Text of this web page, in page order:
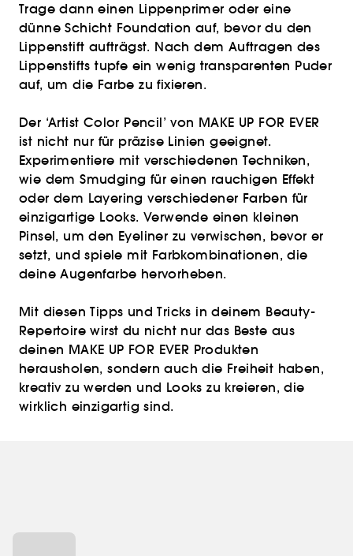
Trage dann einen Lippenprimer oder eine
dünne Schicht Foundation auf, bevor du den
Lippenstift aufträgst. Nach dem Auftragen des
Lippenstifts tupfe ein wenig transparenten Puder
auf, um die Farbe zu fixieren.
Der ‘Artist Color Pencil’ von MAKE UP FOR EVER
ist nicht nur für präzise Linien geeignet.
Experimentiere mit verschiedenen Techniken,
wie dem Smudging für einen rauchigen Effekt
oder dem Layering verschiedener Farben für
einzigartige Looks. Verwende einen kleinen
Pinsel, um den Eyeliner zu verwischen, bevor er
setzt, und spiele mit Farbkombinationen, die
deine Augenfarbe hervorheben.
Mit diesen Tipps und Tricks in deinem Beauty-
Repertoire wirst du nicht nur das Beste aus
deinen MAKE UP FOR EVER Produkten
herausholen, sondern auch die Freiheit haben,
kreativ zu werden und Looks zu kreieren, die
wirklich einzigartig sind.